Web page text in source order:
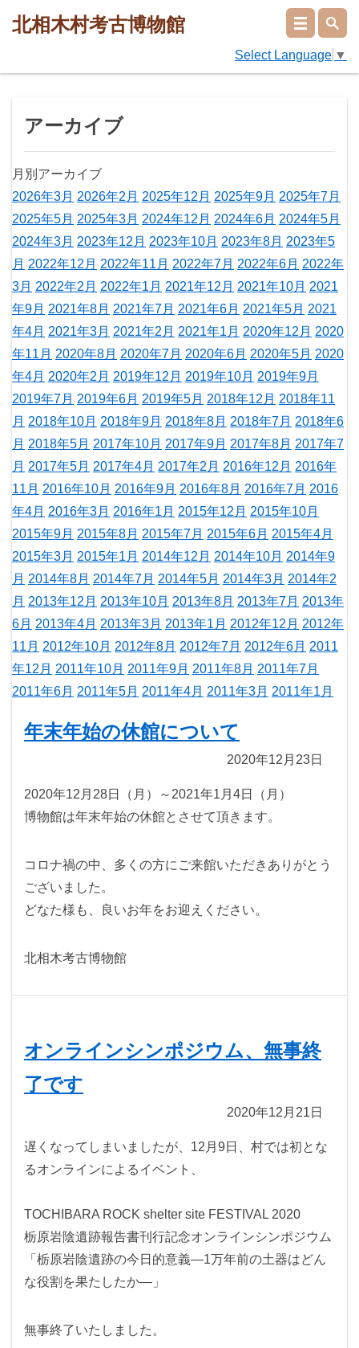
北相木村考古博物館
Select Language ▼
アーカイブ
月別アーカイブ
2026年3月 2026年2月 2025年12月 2025年9月 2025年7月
2025年5月 2025年3月 2024年12月 2024年6月 2024年5月
2024年3月 2023年12月 2023年10月 2023年8月 2023年5
月 2022年12月 2022年11月 2022年7月 2022年6月 2022年
3月 2022年2月 2022年1月 2021年12月 2021年10月 2021
年9月 2021年8月 2021年7月 2021年6月 2021年5月 2021
年4月 2021年3月 2021年2月 2021年1月 2020年12月 2020
年11月 2020年8月 2020年7月 2020年6月 2020年5月 2020
年4月 2020年2月 2019年12月 2019年10月 2019年9月
2019年7月 2019年6月 2019年5月 2018年12月 2018年11
月 2018年10月 2018年9月 2018年8月 2018年7月 2018年6
月 2018年5月 2017年10月 2017年9月 2017年8月 2017年7
月 2017年5月 2017年4月 2017年2月 2016年12月 2016年
11月 2016年10月 2016年9月 2016年8月 2016年7月 2016
年4月 2016年3月 2016年1月 2015年12月 2015年10月
2015年9月 2015年8月 2015年7月 2015年6月 2015年4月
2015年3月 2015年1月 2014年12月 2014年10月 2014年9
月 2014年8月 2014年7月 2014年5月 2014年3月 2014年2
月 2013年12月 2013年10月 2013年8月 2013年7月 2013年
6月 2013年4月 2013年3月 2013年1月 2012年12月 2012年
11月 2012年10月 2012年8月 2012年7月 2012年6月 2011
年12月 2011年10月 2011年9月 2011年8月 2011年7月
2011年6月 2011年5月 2011年4月 2011年3月 2011年1月
年末年始の休館について
2020年12月23日
2020年12月28日（月）～2021年1月4日（月）
博物館は年末年始の休館とさせて頂きます。
コロナ禍の中、多くの方にご来館いただきありがとう
ございました。
どなた様も、良いお年をお迎えください。
北相木考古博物館
オンラインシンポジウム、無事終
了です
2020年12月21日
遅くなってしまいましたが、12月9日、村では初とな
るオンラインによるイベント、
TOCHIBARA ROCK shelter site FESTIVAL 2020
栃原岩陰遺跡報告書刊行記念オンラインシンポジウム
「栃原岩陰遺跡の今日的意義―1万年前の土器はどん
な役割を果たしたか―」
無事終了いたしました。